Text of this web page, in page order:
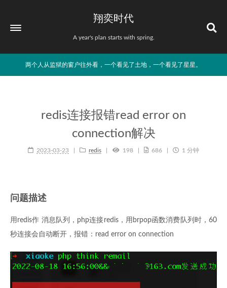
翔奕时代
A year's plan starts with spring.
两个人从监狱的窗户往外看，一个看见了土地，一个看见了星星。
redis连接报错read error on
connection解决
2023-03-23 redis 198 686 1 分钟
问题描述
用redis作 消息队列，php连接redis，用brpop函数消费队列时，60
秒连接会自动断开，报错：read error on connection